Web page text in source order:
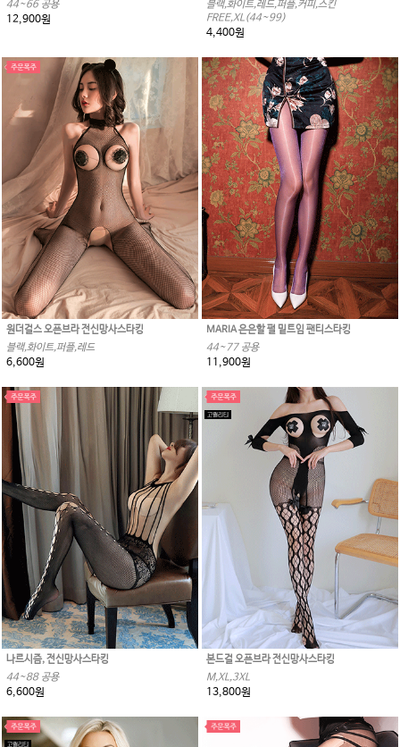
44~66 공용
12,900원
블랙,화이트,레드,퍼플,커피,스킨
FREE,XL(44~99)
4,400원
원더걸스 오픈브라 전신망사스타킹
블랙,화이트,퍼플,레드
6,600원
MARIA 은은할 펄 밑트임 팬티스타킹
44~77 공용
11,900원
나르시즘, 전신망사스타킹
44~88 공용
6,600원
본드걸 오픈브라 전신망사스타킹
M,XL,3XL
13,800원